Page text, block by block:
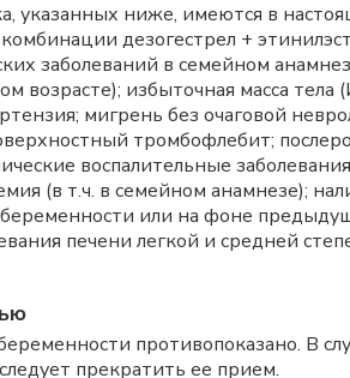
указанных ниже, имеются в
дезогестрел +
заболеваний в семейном
возрасте); избыточная масса
мигрень без очаговой
тромбофлебит;
воспалительные
(в т.ч. в семейном анамнезе);
или на фоне
печени легкой и средней
противопоказано. В
прекратить ее прием.